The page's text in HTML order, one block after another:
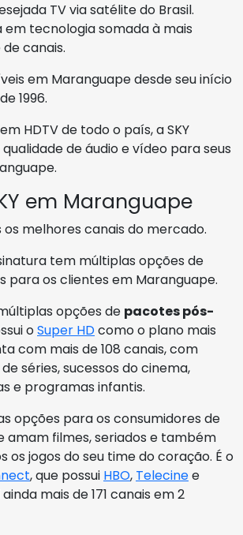
TV via satélite do Brasil.
em tecnologia somada à mais
canais.
em Maranguape desde seu início
1996.
HDTV de todo o país, a SKY
de áudio e vídeo para seus
em Maranguape
os melhores canais do mercado.
tem múltiplas opções de
para os clientes em Maranguape.
opções de pacotes pós-
oSuper HDcomo o plano mais
com mais de 108 canais, com
séries, sucessos do cinema,
e programas infantis.
opções para os consumidores de
amam filmes, seriados e também
os jogos do seu time do coração. É o
, que possui HBO, Telecinee
ainda mais de 171 canais em 2